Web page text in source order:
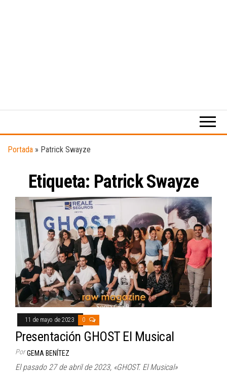
digital
música.
Portada » Patrick Swayze
Etiqueta: Patrick Swayze
11 de mayo de 2023 0
Presentación GHOST El Musical
Por GEMA BENÍTEZ
El pasado 27 de abril de 2023, «GHOST. El Musical»